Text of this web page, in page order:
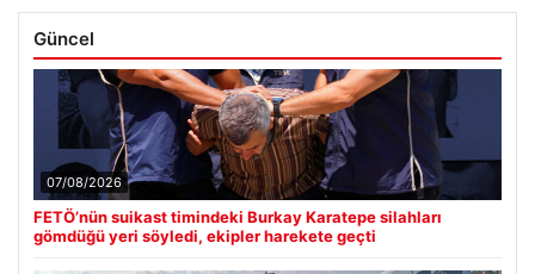
Güncel
07/08/2026
FETÖ’nün suikast timindeki Burkay Karatepe silahları
gömdüğü yeri söyledi, ekipler harekete geçti